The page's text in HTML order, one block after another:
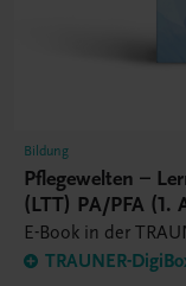
Bildung
Pflegewelten –
(LTT) PA/PFA (1.
E-Book in der
TRAUNER-